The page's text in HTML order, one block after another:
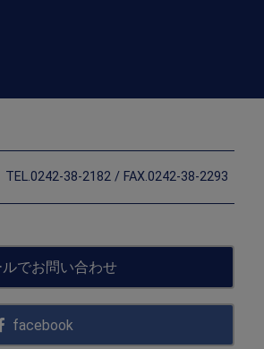
TEL.0242-38-2182 / FAX.0242-38-2293
ルでお問い合わせ
facebook